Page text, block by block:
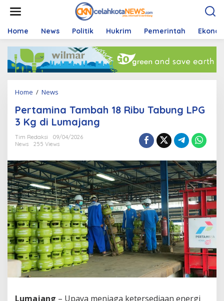
t
Home News Politik Hukrim Pemerintah
Home / News
r
t
a
m
i
a
T
a
m
b
a
h
1
8
R
i
b
u
b
Pertamina Tambah 18 Ribu Tabung LPG
3 Kg di Lumajang
Tim Redaksi
09/04/2026
News
255 Views
Lumajang – Upaya menjaga ketersediaan energi